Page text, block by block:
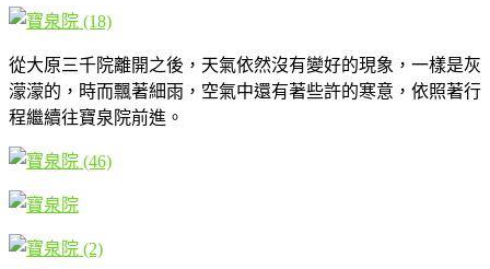
從大原三千院離開之後，天氣依然沒有變好的現象，一樣是灰
濛濛的，時而飄著細雨，空氣中還有著些許的寒意，依照著行
程繼續往寶泉院前進。